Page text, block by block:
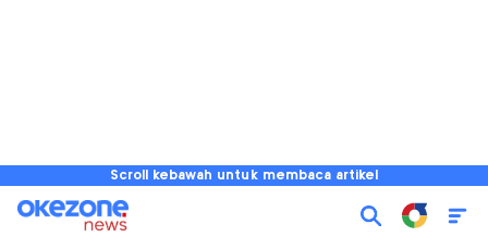
Scroll kebawah untuk membaca artikel